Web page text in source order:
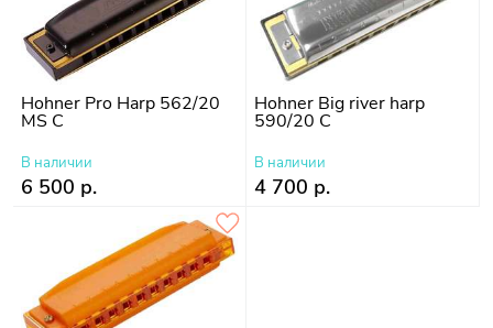
Hohner Pro Harp 562/20
MS C
В наличии
6 500 р.
Hohner Big river harp
590/20 C
В наличии
4 700 р.